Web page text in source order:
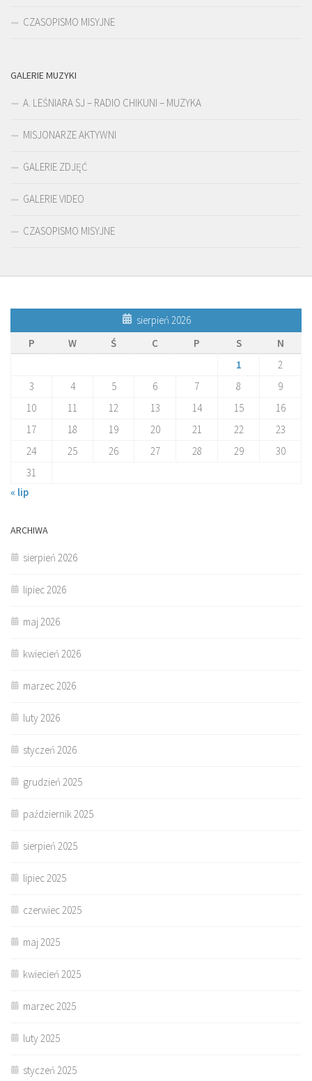
CZASOPISMO MISYJNE
GALERIE MUZYKI
A. LEŚNIARA SJ – RADIO CHIKUNI – MUZYKA
MISJONARZE AKTYWNI
GALERIE ZDJĘĆ
GALERIE VIDEO
CZASOPISMO MISYJNE
sierpień 2026
P
W Ś C P S
N
1
2
3
4 5 6 7 8
9
10
11 12 13 14 15
16
17
18 19 20 21 22
23
24
25 26 27 28 29
30
31
« lip
ARCHIWA
sierpień 2026
lipiec 2026
maj 2026
kwiecień 2026
marzec 2026
luty 2026
styczeń 2026
grudzień 2025
październik 2025
sierpień 2025
lipiec 2025
czerwiec 2025
maj 2025
kwiecień 2025
marzec 2025
luty 2025
styczeń 2025